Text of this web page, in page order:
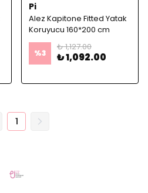
Pi
Alez Kapitone Fitted Yatak
Koruyucu 160*200 cm
%3
₺ 1,127.00
₺ 1,092.00
1